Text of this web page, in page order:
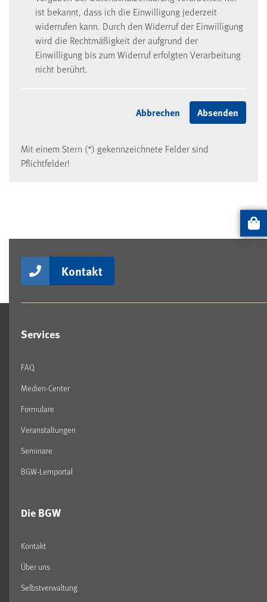
ist bekannt, dass ich die Einwilligung jederzeit
widerrufen kann. Durch den Widerruf der Einwilligung
wird die Rechtmäßigkeit der aufgrund der
Einwilligung bis zum Widerruf erfolgten Verarbeitung
nicht berührt.
Mit einem Stern (*) gekennzeichnete Felder sind
Pflichtfelder!
Kontakt
Services
FAQ
Medien-Center
Formulare
Veranstaltungen
Seminare
BGW-Lernportal
Die BGW
Kontakt
Über uns
Selbstverwaltung
Artikel